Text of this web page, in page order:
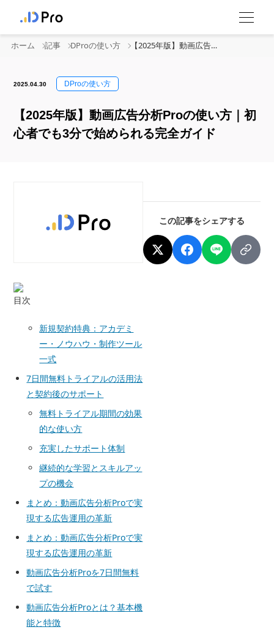
ホーム 記事 DProの使い方 【2025年版】動画広告分析Proの使い方｜初心者でも3分で始められる完全ガイド
2025.04.30 DProの使い方
【2025年版】動画広告分析Proの使い方｜初
心者でも3分で始められる完全ガイド
目次
新規契約特典：アカデミ
ー・ノウハウ・制作ツール
一式
7日間無料トライアルの活用法
と契約後のサポート
無料トライアル期間の効果
的な使い方
充実したサポート体制
継続的な学習とスキルアッ
プの機会
まとめ：動画広告分析Proで実
現する広告運用の革新
まとめ：動画広告分析Proで実
現する広告運用の革新
動画広告分析Proを7日間無料
で試す
動画広告分析Proとは？基本機
能と特徴
この記事をシェアする